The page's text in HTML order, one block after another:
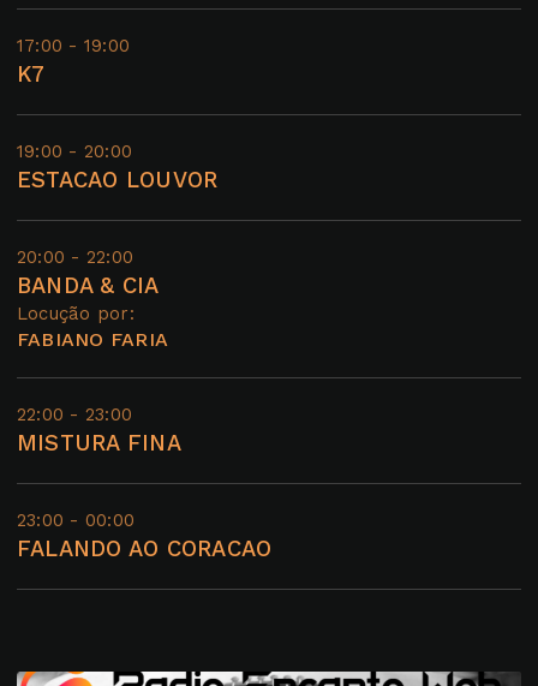
17:00 - 19:00
K7
19:00 - 20:00
ESTACAO LOUVOR
20:00 - 22:00
BANDA & CIA
Locução por:
FABIANO FARIA
22:00 - 23:00
MISTURA FINA
23:00 - 00:00
FALANDO AO CORACAO